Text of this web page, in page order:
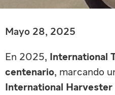
Mayo 28, 2025
En 2025, International
centenario, marcando
International Harvester